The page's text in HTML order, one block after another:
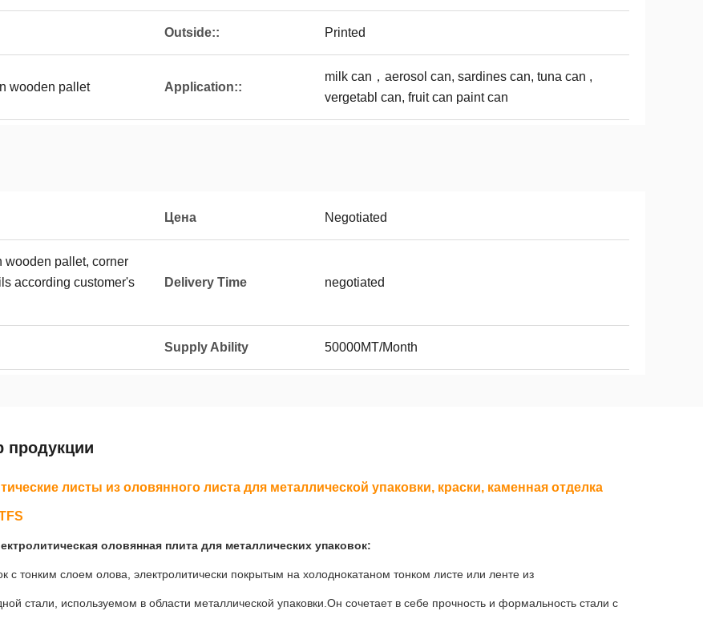
Outside:: Printed
wooden pallet Application::
milk can，aerosol can, sardines can, tuna can ,
vergetabl can, fruit can paint can
Цена Negotiated
wooden pallet, corner
according customer's
Delivery Time negotiated
Supply Ability 50000MT/Month
продукции
листы из оловянного листа для металлической упаковки, краски, каменная отделка
оловянная плита для металлических упаковок:
с тонким слоем олова, электролитически покрытым на холоднокатаном тонком листе или ленте из
стали, используемом в области металлической упаковки.Он сочетает в себе прочность и формальность стали с